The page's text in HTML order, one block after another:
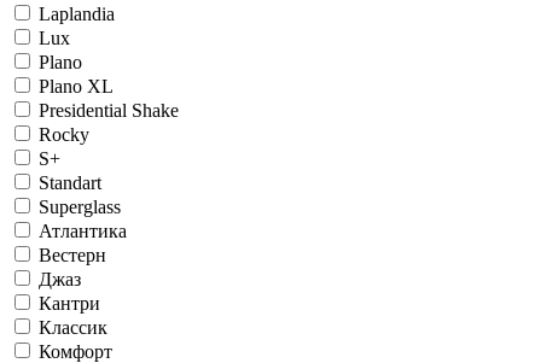
Laplandia
Lux
Plano
Plano XL
Presidential Shake
Rocky
S+
Standart
Superglass
Атлантика
Вестерн
Джаз
Кантри
Классик
Комфорт